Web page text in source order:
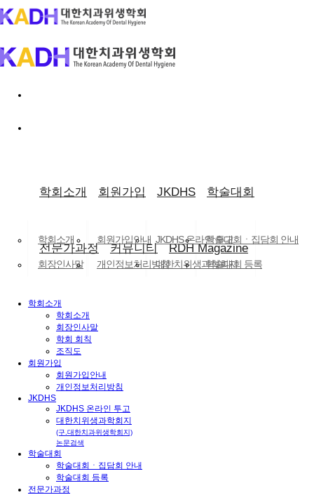
로그인
×
닫기
학회소개
학회소개
회장인사말
조직도
회원가입
회원가입안내
개인정보처리방침
JKDHS
JKDHS 온라인 투고
대한치위생과학회지
학술대회
학술대회ㆍ집담회 안내
학술대회 등록
전문가과정 커뮤니티 RDH Magazine
학회소개
학회소개
회장인사말
학회 회칙
조직도
회원가입
회원가입안내
개인정보처리방침
JKDHS
JKDHS 온라인 투고
대한치위생과학회지
(구.대한치과위생학회지)
논문검색
학술대회
학술대회ㆍ집담회 안내
학술대회 등록
전문가과정
대한치과위생학회